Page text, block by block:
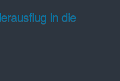
in die